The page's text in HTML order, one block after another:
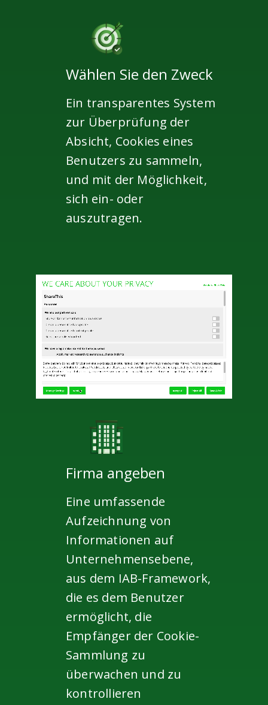
Wählen Sie den Zweck
Ein transparentes System
zur Überprüfung der
Absicht, Cookies eines
Benutzers zu sammeln,
und mit der Möglichkeit,
sich ein- oder
auszutragen.
Firma angeben
Eine umfassende
Aufzeichnung von
Informationen auf
Unternehmensebene,
aus dem IAB-Framework,
die es dem Benutzer
ermöglicht, die
Empfänger der Cookie-
Sammlung zu
überwachen und zu
kontrollieren